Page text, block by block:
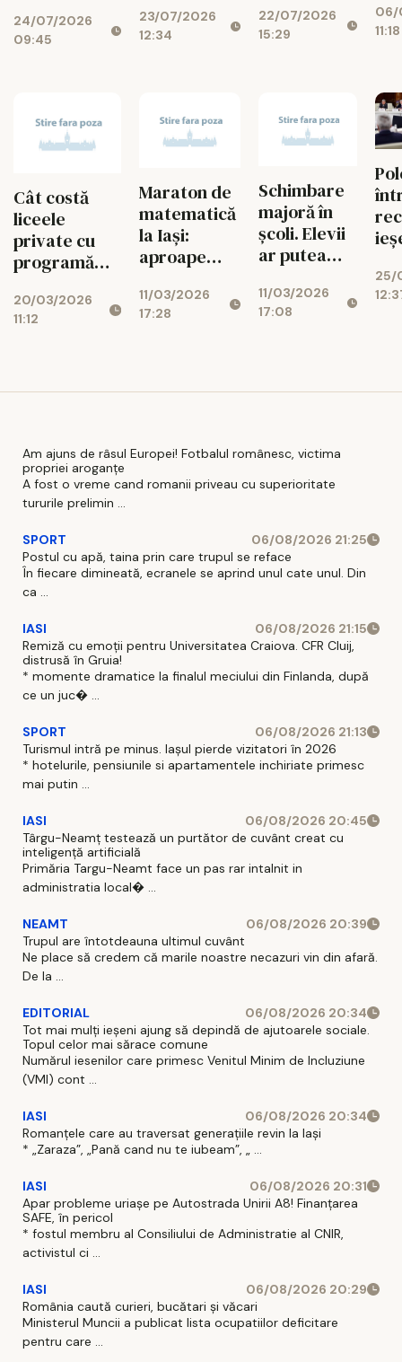
bine
24/07/2026
09:45
chimie
explodează
23/07/2026
12:34
UAIC
campusul în
colaborează
și creează
22/07/2026
15:29
06/
11:18
Cât costă
liceele
private cu
programă
Ce variante
ai în
taxele în
20/03/2026
11:12
Maraton de
matematică
la Iași:
aproape
elevi au
participat la
două zile
11/03/2026
17:28
Schimbare
majoră în
școli. Elevii
ar putea
cursurile
mai târziu
11/03/2026
17:08
25/
Am ajuns de râsul Europei! Fotbalul românesc, victima
propriei aroganțe
A fost o vreme cand romanii priveau cu superioritate
tururile prelimin ...
SPORT
06/08/2026 21:25
Postul cu apă, taina prin care trupul se reface
În fiecare dimineată, ecranele se aprind unul cate unul. Din
ca ...
IASI
06/08/2026 21:15
Remiză cu emoții pentru Universitatea Craiova. CFR Cluij,
distrusă în Gruia!
* momente dramatice la finalul meciului din Finlanda, după
ce un juc� ...
SPORT
06/08/2026 21:13
Turismul intră pe minus. Iașul pierde vizitatori în 2026
* hotelurile, pensiunile si apartamentele inchiriate primesc
mai putin ...
IASI
06/08/2026 20:45
Târgu-Neamț testează un purtător de cuvânt creat cu
inteligență artificială
Primăria Targu-Neamt face un pas rar intalnit in
administratia local� ...
NEAMT
06/08/2026 20:39
Trupul are întotdeauna ultimul cuvânt
Ne place să credem că marile noastre necazuri vin din afară.
De la ...
EDITORIAL
06/08/2026 20:34
Tot mai mulți ieșeni ajung să depindă de ajutoarele sociale.
Topul celor mai sărace comune
Numărul iesenilor care primesc Venitul Minim de Incluziune
(VMI) cont ...
IASI
06/08/2026 20:34
Romanțele care au traversat generațiile revin la Iași
* „Zaraza”, „Pană cand nu te iubeam”, „ ...
IASI
06/08/2026 20:31
Apar probleme uriașe pe Autostrada Unirii A8! Finanțarea
SAFE, în pericol
* fostul membru al Consiliului de Administratie al CNIR,
activistul ci ...
IASI
06/08/2026 20:29
România caută curieri, bucătari și văcari
Ministerul Muncii a publicat lista ocupatiilor deficitare
pentru care ...